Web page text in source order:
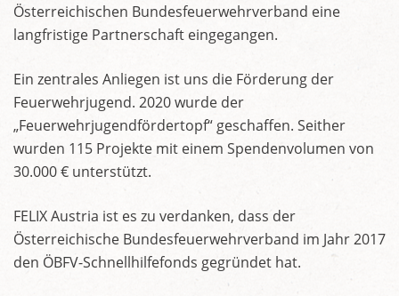
Österreichischen Bundesfeuerwehrverband eine
langfristige Partnerschaft eingegangen.
Ein zentrales Anliegen ist uns die Förderung der
Feuerwehrjugend. 2020 wurde der
„Feuerwehrjugendfördertopf“ geschaffen. Seither
wurden 115 Projekte mit einem Spendenvolumen von
30.000 € unterstützt.
FELIX Austria ist es zu verdanken, dass der
Österreichische Bundesfeuerwehrverband im Jahr 2017
den ÖBFV-Schnellhilfefonds gegründet hat.